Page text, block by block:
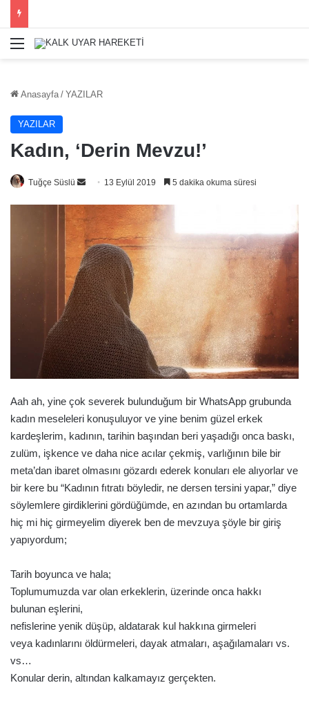
Menü
Anasayfa / YAZILAR
YAZILAR
Kadın, ‘Derin Mevzu!’
Tuğçe Süslü
Bir
göndermek
13 Eylül 2019 5 dakika okuma süresi
Aah ah, yine çok severek bulunduğum bir WhatsApp grubunda
kadın meseleleri konuşuluyor ve yine benim güzel erkek
kardeşlerim, kadının, tarihin başından beri yaşadığı onca baskı,
zulüm, işkence ve daha nice acılar çekmiş, varlığının bile bir
meta’dan ibaret olmasını gözardı ederek konuları ele alıyorlar ve
bir kere bu “Kadının fıtratı böyledir, ne dersen tersini yapar,” diye
söylemlere girdiklerini gördüğümde, en azından bu ortamlarda
hiç mi hiç girmeyelim diyerek ben de mevzuya şöyle bir giriş
yapıyordum;
Tarih boyunca ve hala;
Toplumumuzda var olan erkeklerin, üzerinde onca hakkı
bulunan eşlerini,
nefislerine yenik düşüp, aldatarak kul hakkına girmeleri
veya kadınlarını öldürmeleri, dayak atmaları, aşağılamaları vs.
vs…
Konular derin, altından kalkamayız gerçekten.